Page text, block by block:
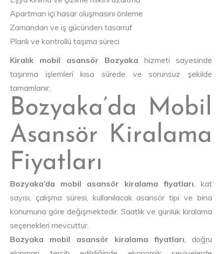
Apartman içi hasar oluşmasını önleme
Zamandan ve iş gücünden tasarruf
Planlı ve kontrollü taşıma süreci
Kiralık mobil asansör Bozyaka hizmeti sayesinde
taşınma işlemleri kısa sürede ve sorunsuz şekilde
tamamlanır.
Bozyaka’da Mobil
Asansör Kiralama
Fiyatları
Bozyaka’da mobil asansör kiralama fiyatları, kat
sayısı, çalışma süresi, kullanılacak asansör tipi ve bina
konumuna göre değişmektedir. Saatlik ve günlük kiralama
seçenekleri mevcuttur.
Bozyaka mobil asansör kiralama fiyatları, doğru